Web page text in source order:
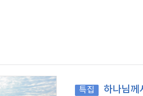
특집 하나님께